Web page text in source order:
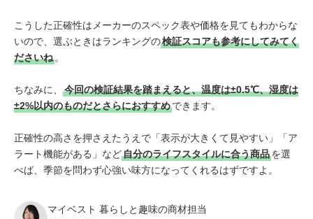
こうした正確性はメーカーのスペック表や価格を見てもわからな
いので、選ぶときはランキングの検証スコアも参考にしてみてく
ださいね 。
ちなみに、
今回の検証結果を踏まえると、温度は±0.5℃、湿度は
±2%以内のものだとさらにおすすめできます。
正確性の高さを押さえたうえで「表示が大きくて見やすい」「ア
ラート機能がある」など自分のライフスタイルに合う商品を選
べば、季節を問わず心強い味方になってくれるはずですよ。
マイベスト 暮らしと趣味の商材担当